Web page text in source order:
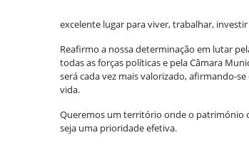
excelente lugar para viver, trabalhar,
Reafirmo a nossa determinação em lutar
todas as forças políticas e pela Câmara
será cada vez mais valorizado, afirmando-
vida.
Queremos um território onde o património
seja uma prioridade efetiva.